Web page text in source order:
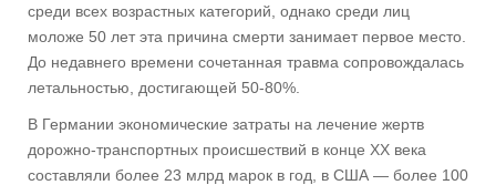
среди всех возрастных категорий, однако среди лиц
моложе 50 лет эта причина смерти занимает первое место.
До недавнего времени сочетанная травма сопровождалась
летальностью, достигающей 50-80%.
В Германии экономические затраты на лечение жертв
дорожно-транспортных происшествий в конце XX века
составляли более 23 млрд марок в год, в США — более 100